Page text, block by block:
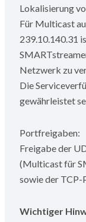
Lokalisierung
Für Multicast
239.10.140.31
Netzwerk zu
Die
gewährleistet
Portfreigaben:
Freigabe der
(Multicast für
sowie der
Wichtiger